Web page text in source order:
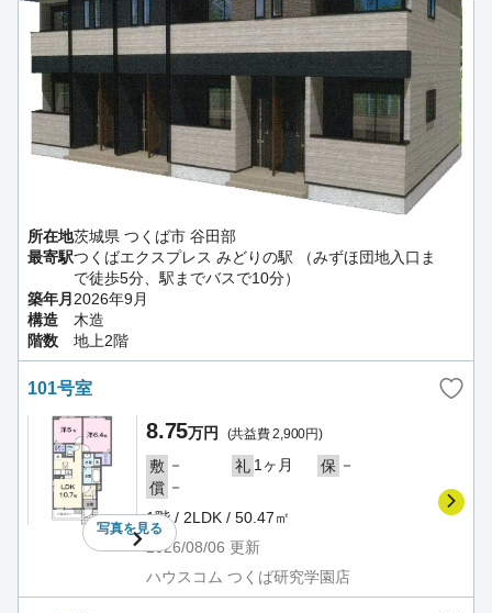
所在地茨城県 つくば市 谷田部
最寄駅つくばエクスプレス みどりの駅 （みずほ団地入口ま
で徒歩5分、駅までバスで10分）
築年月 2026年9月
構造
木造
階数
地上2階
101号室
写真を見る
8.75万円 (共益費 2,900円)
敷 － 礼 1ヶ月 保 －
償 －
1階 / 2LDK / 50.47㎡
2026/08/06 更新
ハウスコム つくば研究学園店